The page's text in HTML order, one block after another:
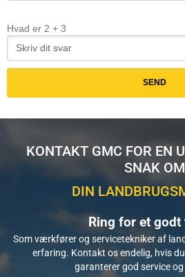
Hvad er 2 + 3
KONTAKT GMC FOR EN
SNAK OM
DIN
Ring for et
Som værkfører og servicetekniker af
erfaring. Kontakt os endelig, hvis
garanterer god service